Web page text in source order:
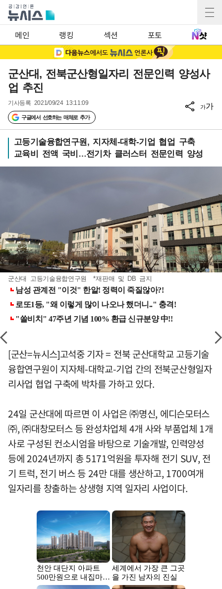
메인 랭킹 섹션 포토
군산대, 전북군산형일자리 전문인력 양성사
업 추진
기사등록 2021/09/24 13:11:09
구글에서 선호하는 매체로 추가
가가
고등기술융합연구원, 지자체-대학-기업 협업 구축
교육비 전액 국비…전기차 클러스터 전문인력 양성
군산대 고등기술융합연구원 *재판매 및 DB 금지
[군산=뉴시스]고석중 기자 = 전북 군산대학교 고등기술
융합연구원이 지자체-대학교-기업 간의 전북군산형일자
리사업 협업 구축에 박차를 가하고 있다.
24일 군산대에 따르면 이 사업은 ㈜명신, 에디슨모터스
㈜, ㈜대창모터스 등 완성차업체 4개 사와 부품업체 1개
사로 구성된 컨소시엄을 바탕으로 기술개발, 인력양성
등에 2024년까지 총 5171억원을 투자해 전기 SUV, 전
기 트럭, 전기 버스 등 24만 대를 생산하고, 1700여개
일자리를 창출하는 상생형 지역 일자리 사업이다.